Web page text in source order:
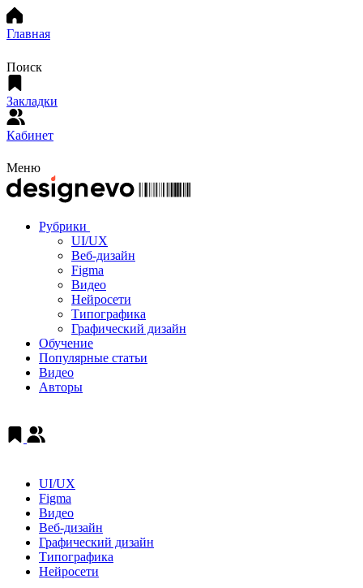
Главная
Поиск
Закладки
Кабинет
Меню
Рубрики
UI/UX
Веб-дизайн
Figma
Видео
Нейросети
Типографика
Графический дизайн
Обучение
Популярные статьи
Видео
Авторы
UI/UX
Figma
Видео
Веб-дизайн
Графический дизайн
Типографика
Нейросети